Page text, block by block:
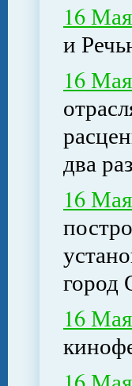
16
и
16
два
16
город
16